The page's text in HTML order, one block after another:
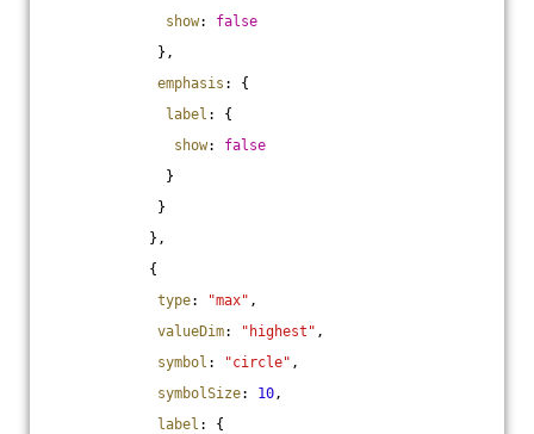
show: false
},
emphasis : {
label : {
show: false
}
}
},
{
type: "max" ,
valueDim: "highest" ,
symbol : "circle" ,
symbolSize: 10,
label : {